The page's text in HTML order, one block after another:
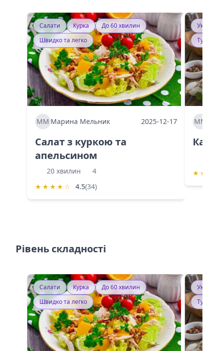
Салати Курка
До 60 хвилин
Швидко та легко
ММ Марина Мельник 2025-12-17
Салат з куркою та
апельсином
20 хвилин
4
★ ★ ★ ★ ☆ 4.5(34)
ММ
★ ★
Рівень складності
Салати Курка
До 60 хвилин
Швидко та легко